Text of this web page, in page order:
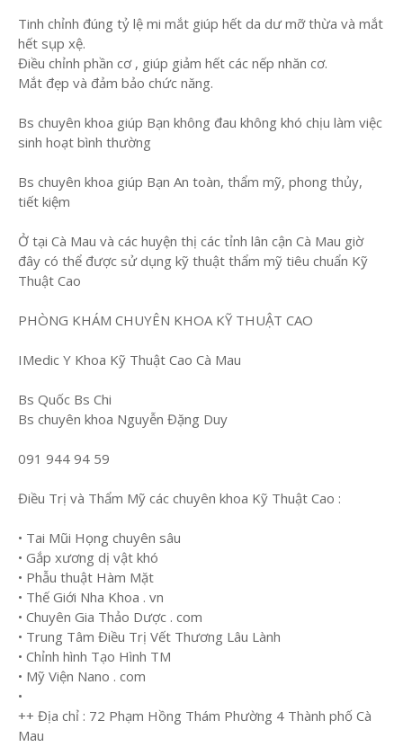
Tinh chỉnh đúng tỷ lệ mi mắt giúp hết da dư mỡ thừa và mắt
hết sụp xệ.
Điều chỉnh phần cơ , giúp giảm hết các nếp nhăn cơ.
Mắt đẹp và đảm bảo chức năng.
Bs chuyên khoa giúp Bạn không đau không khó chịu làm việc
sinh hoạt bình thường
Bs chuyên khoa giúp Bạn An toàn, thẩm mỹ, phong thủy,
tiết kiệm
Ở tại Cà Mau và các huyện thị các tỉnh lân cận Cà Mau giờ
đây có thể được sử dụng kỹ thuật thẩm mỹ tiêu chuẩn Kỹ
Thuật Cao
PHÒNG KHÁM CHUYÊN KHOA KỸ THUẬT CAO
IMedic Y Khoa Kỹ Thuật Cao Cà Mau
Bs Quốc Bs Chi
Bs chuyên khoa Nguyễn Đặng Duy
091 944 94 59
Điều Trị và Thẩm Mỹ các chuyên khoa Kỹ Thuật Cao :
• Tai Mũi Họng chuyên sâu
• Gắp xương dị vật khó
• Phẫu thuật Hàm Mặt
• Thế Giới Nha Khoa . vn
• Chuyên Gia Thảo Dược . com
• Trung Tâm Điều Trị Vết Thương Lâu Lành
• Chỉnh hình Tạo Hình TM
• Mỹ Viện Nano . com
•
++ Địa chỉ : 72 Phạm Hồng Thám Phường 4 Thành phố Cà
Mau